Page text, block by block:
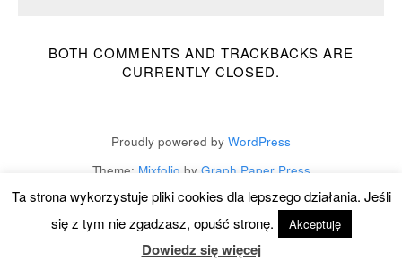
BOTH COMMENTS AND TRACKBACKS ARE
CURRENTLY CLOSED.
Proudly powered by WordPress
Theme: Mixfolio by Graph Paper Press
Ta strona wykorzystuje pliki cookies dla lepszego działania. Jeśli
się z tym nie zgadzasz, opuść stronę.
Akceptuję
Dowiedz się więcej